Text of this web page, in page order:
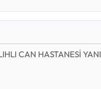
CAN HASTANESİ YANI